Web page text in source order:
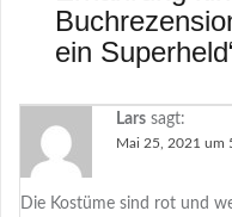
ein
Lars sagt:
Mai 25, 2021 um
Die Kostüme sind rot und